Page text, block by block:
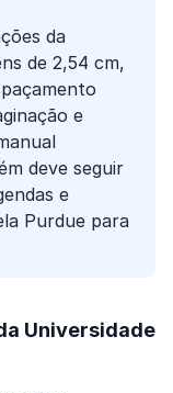
da
de 2,54 cm,
e
deve seguir
e
Purdue para
Universidade